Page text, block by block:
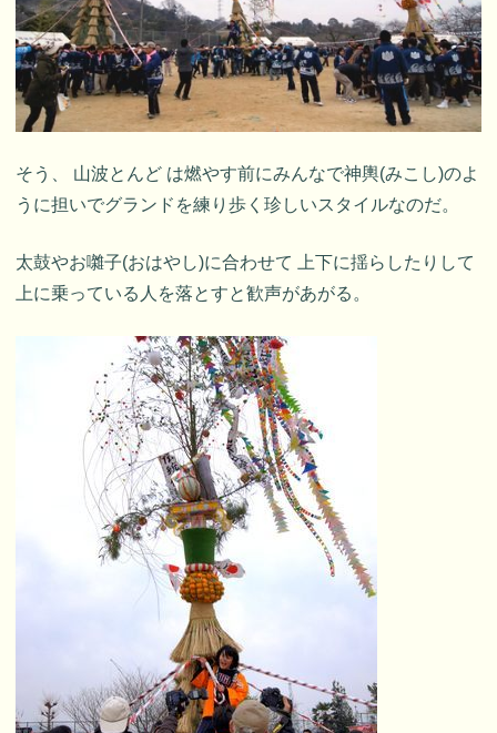
そう、 山波とんど は燃やす前にみんなで神輿(みこし)のよ
うに担いでグランドを練り歩く珍しいスタイルなのだ。
太鼓やお囃子(おはやし)に合わせて 上下に揺らしたりして
上に乗っている人を落とすと歓声があがる。